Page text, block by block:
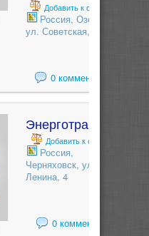
Добавить к сравнению
Россия, Озерск,
ул. Советская, 11
0 комментариев
Энерготрансбанк
Добавить к сравнению
Россия,
Черняховск, ул.
Ленина, 4
0 комментариев